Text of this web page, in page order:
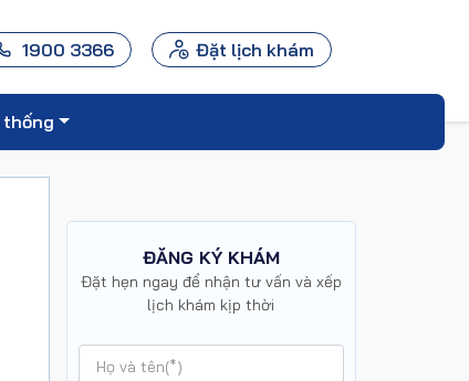
1900 3366 Đặt lịch khám
thống
ĐĂNG KÝ KHÁM
Đặt hẹn ngay để nhận tư vấn và xếp
lịch khám kịp thời